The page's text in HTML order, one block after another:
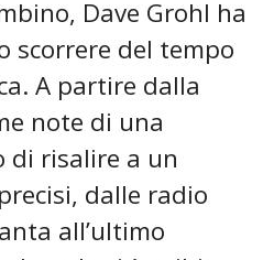
Dave Grohl ha
scorrere del tempo
A partire dalla
note di una
di risalire a un
dalle radio
all’ultimo